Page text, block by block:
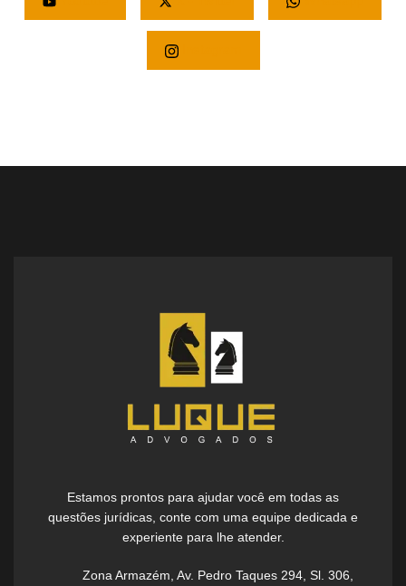
Instagram
Estamos prontos para ajudar você em todas as
questões jurídicas, conte com uma equipe dedicada e
experiente para lhe atender.
Zona Armazém, Av. Pedro Taques 294, Sl. 306,